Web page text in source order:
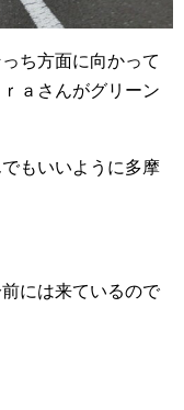
ち方面に向かって
ａさんがグリーン
もいいように多摩
には来ているので